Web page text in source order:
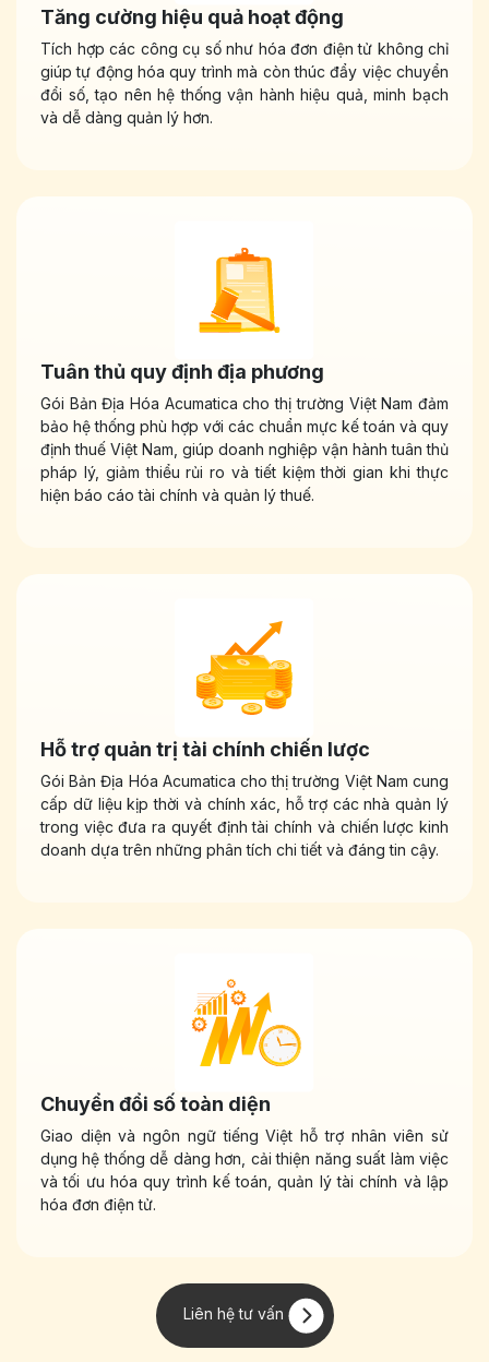
Tăng cường hiệu quả hoạt động
Tích hợp các công cụ số như hóa đơn điện tử không chỉ
giúp tự động hóa quy trình mà còn thúc đẩy việc chuyển
đổi số, tạo nên hệ thống vận hành hiệu quả, minh bạch
và dễ dàng quản lý hơn.
Tuân thủ quy định địa phương
Gói Bản Địa Hóa Acumatica cho thị trường Việt Nam đảm
bảo hệ thống phù hợp với các chuẩn mực kế toán và quy
định thuế Việt Nam, giúp doanh nghiệp vận hành tuân thủ
pháp lý, giảm thiểu rủi ro và tiết kiệm thời gian khi thực
hiện báo cáo tài chính và quản lý thuế.
Hỗ trợ quản trị tài chính chiến lược
Gói Bản Địa Hóa Acumatica cho thị trường Việt Nam cung
cấp dữ liệu kịp thời và chính xác, hỗ trợ các nhà quản lý
trong việc đưa ra quyết định tài chính và chiến lược kinh
doanh dựa trên những phân tích chi tiết và đáng tin cậy.
Chuyển đổi số toàn diện
Giao diện và ngôn ngữ tiếng Việt hỗ trợ nhân viên sử
dụng hệ thống dễ dàng hơn, cải thiện năng suất làm việc
và tối ưu hóa quy trình kế toán, quản lý tài chính và lập
hóa đơn điện tử.
Liên hệ tư​​ vấn